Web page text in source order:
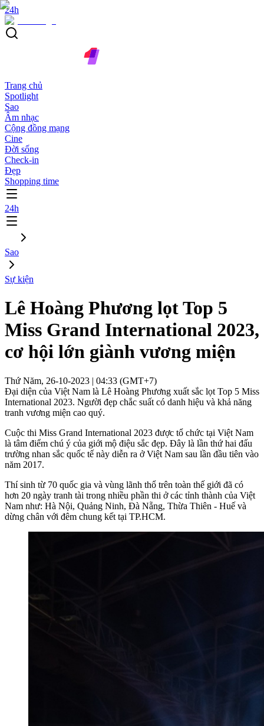
24h
Trang chủ
Spotlight
Sao
Âm nhạc
Cộng đồng mạng
Cine
Đời sống
Check-in
Đẹp
Shopping time
24h
Sao
Sự kiện
Lê Hoàng Phương lọt Top 5
Miss Grand International 2023,
cơ hội lớn giành vương miện
Thứ Năm, 26-10-2023 | 04:33 (GMT+7)
Đại diện của Việt Nam là Lê Hoàng Phương xuất sắc lọt Top 5 Miss
International 2023. Người đẹp chắc suất có danh hiệu và khả năng
tranh vương miện cao quý.
Cuộc thi Miss Grand International 2023 được tổ chức tại Việt Nam
là tâm điểm chú ý của giới mộ điệu sắc đẹp. Đây là lần thứ hai đấu
trường nhan sắc quốc tế này diễn ra ở Việt Nam sau lần đầu tiên vào
năm 2017.
Thí sinh từ 70 quốc gia và vùng lãnh thổ trên toàn thế giới đã có
hơn 20 ngày tranh tài trong nhiều phần thi ở các tỉnh thành của Việt
Nam như: Hà Nội, Quảng Ninh, Đà Nẵng, Thừa Thiên - Huế và
dừng chân với đêm chung kết tại TP.HCM.